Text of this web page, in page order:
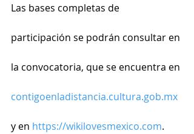
Las bases completas de
participación se podrán consultar en
la convocatoria, que se encuentra en
contigoenladistancia.cultura.gob.mx
y en https://wikilovesmexico.com.